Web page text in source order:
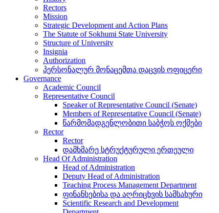
Rectors
Mission
Strategic Development and Action Plans
The Statute of Sokhumi State University
Structure of University
Insignia
Authorization
პერსონალურ მონაცემთა დაცვის ოფიცერი
Governance
Academic Council
Representative Council
Speaker of Representative Council (Senate)
Members of Representative Council (Senate)
წარმომადგენლობითი საბჭოს ოქმები
Rector
Rector
დამხმარე სტრუქტურული ერთეული
Head Of Administration
Head of Administration
Deputy Head of Administration
Teaching Process Management Department
ფინანსებისა და აღრიცხვის სამსახური
Scientific Research and Development